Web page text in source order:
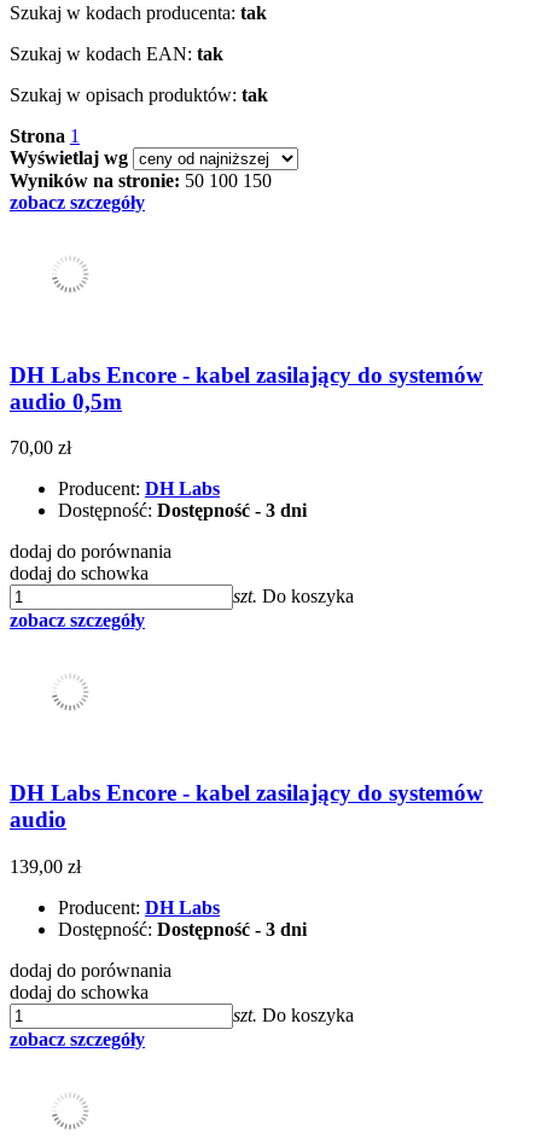
Szukaj w kodach producenta: tak
Szukaj w kodach EAN: tak
Szukaj w opisach produktów: tak
Strona 1
Wyświetlaj wg
Wyników na stronie: 50 100 150
zobacz szczegóły
DH Labs Encore - kabel zasilający do systemów
audio 0,5m
70,00 zł
Producent: DH Labs
Dostępność: Dostępność - 3 dni
dodaj do porównania
dodaj do schowka
szt. Do koszyka
zobacz szczegóły
DH Labs Encore - kabel zasilający do systemów
audio
139,00 zł
Producent: DH Labs
Dostępność: Dostępność - 3 dni
dodaj do porównania
dodaj do schowka
szt. Do koszyka
zobacz szczegóły